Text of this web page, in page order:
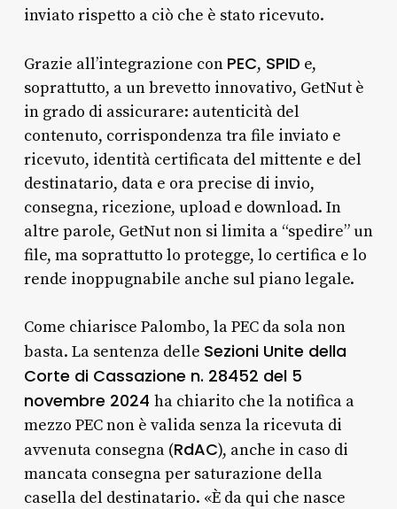
inviato rispetto a ciò che è stato ricevuto.
Grazie all’integrazione con PEC, SPID e,
soprattutto, a un brevetto innovativo, GetNut è
in grado di assicurare: autenticità del
contenuto, corrispondenza tra file inviato e
ricevuto, identità certificata del mittente e del
destinatario, data e ora precise di invio,
consegna, ricezione, upload e download. In
altre parole, GetNut non si limita a “spedire” un
file, ma soprattutto lo protegge, lo certifica e lo
rende inoppugnabile anche sul piano legale.
Come chiarisce Palombo, la PEC da sola non
basta. La sentenza delle Sezioni Unite della
Corte di Cassazione n. 28452 del 5
novembre 2024 ha chiarito che la notifica a
mezzo PEC non è valida senza la ricevuta di
avvenuta consegna (RdAC), anche in caso di
mancata consegna per saturazione della
casella del destinatario. «È da qui che nasce